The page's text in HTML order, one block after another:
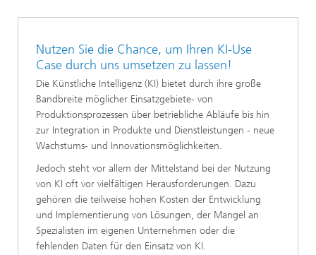
Nutzen Sie die Chance, um Ihren KI-Use
Case durch uns umsetzen zu lassen!
Die Künstliche Intelligenz (KI) bietet durch ihre große
Bandbreite möglicher Einsatzgebiete- von
Produktionsprozessen über betriebliche Abläufe bis hin
zur Integration in Produkte und Dienstleistungen - neue
Wachstums- und Innovationsmöglichkeiten.
Jedoch steht vor allem der Mittelstand bei der Nutzung
von KI oft vor vielfältigen Herausforderungen. Dazu
gehören die teilweise hohen Kosten der Entwicklung
und Implementierung von Lösungen, der Mangel an
Spezialisten im eigenen Unternehmen oder die
fehlenden Daten für den Einsatz von KI.